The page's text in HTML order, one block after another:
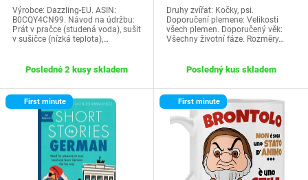
Výrobce: Dazzling-EU. ASIN:
B0CQY4CN99. Návod na údržbu:
Prát v pračce (studená voda), sušit
v sušičce (nízká teplota),…
Posledné 2 kusy skladem
Druhy zvířat: Kočky, psi.
Doporučení plemene: Velikosti
všech plemen. Doporučený věk:
Všechny životní fáze. Rozměry…
Posledný kus skladem
First minute First minute